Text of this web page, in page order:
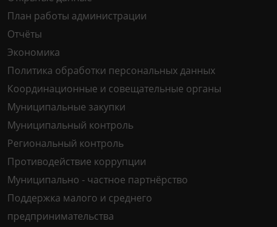
План работы администрации
Отчёты
Экономика
Политика обработки персональных данных
Координационные и совещательные органы
Муниципальные закупки
Муниципальный контроль
Региональный контроль
Противодействие коррупции
Муниципально - частное партнёрство
Поддержка малого и среднего
предпринимательства